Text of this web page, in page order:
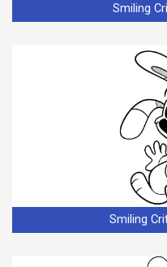
Smiling
Smiling